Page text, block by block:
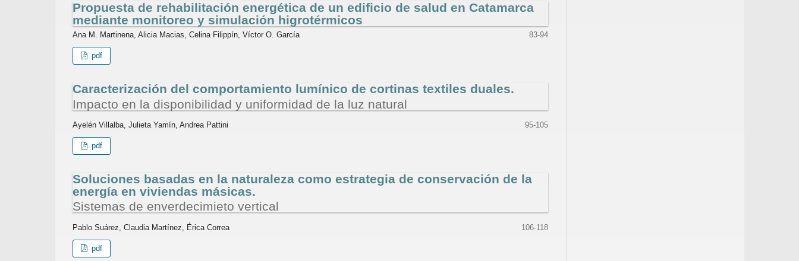
Propuesta de rehabilitación energética de un edificio de salud en Catamarca
mediante monitoreo y simulación higrotérmicos
Ana M. Martinena, Alicia Macias, Celina Filippín, Víctor O. García 83-94
pdf
Caracterización del comportamiento lumínico de cortinas textiles duales.
Impacto en la disponibilidad y uniformidad de la luz natural
Ayelén Villalba, Julieta Yamín, Andrea Pattini 95-105
pdf
Soluciones basadas en la naturaleza como estrategia de conservación de la
energía en viviendas másicas.
Sistemas de enverdecimieto vertical
Pablo Suárez, Claudia Martínez, Érica Correa 106-118
pdf